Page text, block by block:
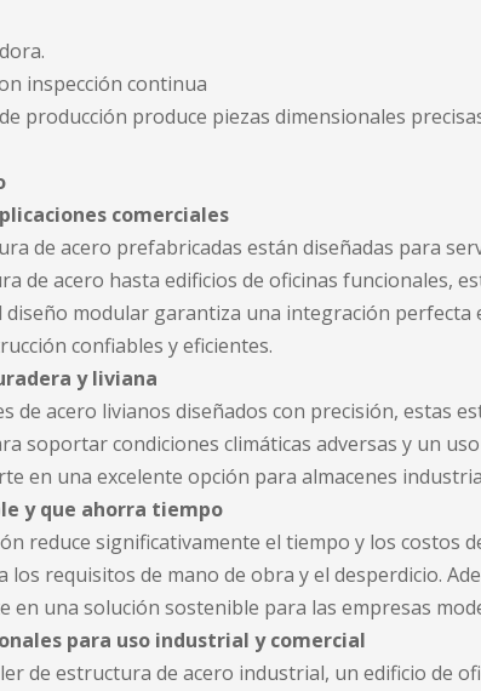
inspección continua
producción produce piezas dimensionales
comerciales
de acero prefabricadas están diseñadas para
de acero hasta edificios de oficinas funcionales,
diseño modular garantiza una integración
confiables y eficientes.
y liviana
de acero livianos diseñados con precisión, estas
soportar condiciones climáticas adversas y un
en una excelente opción para almacenes
y que ahorra tiempo
reduce significativamente el tiempo y los
los requisitos de mano de obra y el desperdicio.
en una solución sostenible para las empresas
para uso industrial y comercial
de estructura de acero industrial, un edificio de